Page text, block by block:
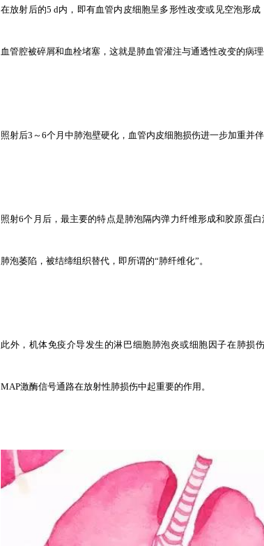
在放射后的5 d内，即有血管内皮细胞呈多形性改变或见空泡形
血管腔被碎屑和血栓堵塞，这就是肺血管灌注与通透性改变的病理
照射后3～6个月中肺泡壁硬化，血管内皮细胞损伤进一步加重并
照射6个月后，最主要的特点是肺泡隔内弹力纤维形成和胶原蛋
肺泡萎陷，被结缔组织替代，即所谓的“肺纤维化”。
此外，机体免疫介导发生的淋巴细胞肺泡炎或细胞因子在肺损
MAP激酶信号通路在放射性肺损伤中起重要的作用。